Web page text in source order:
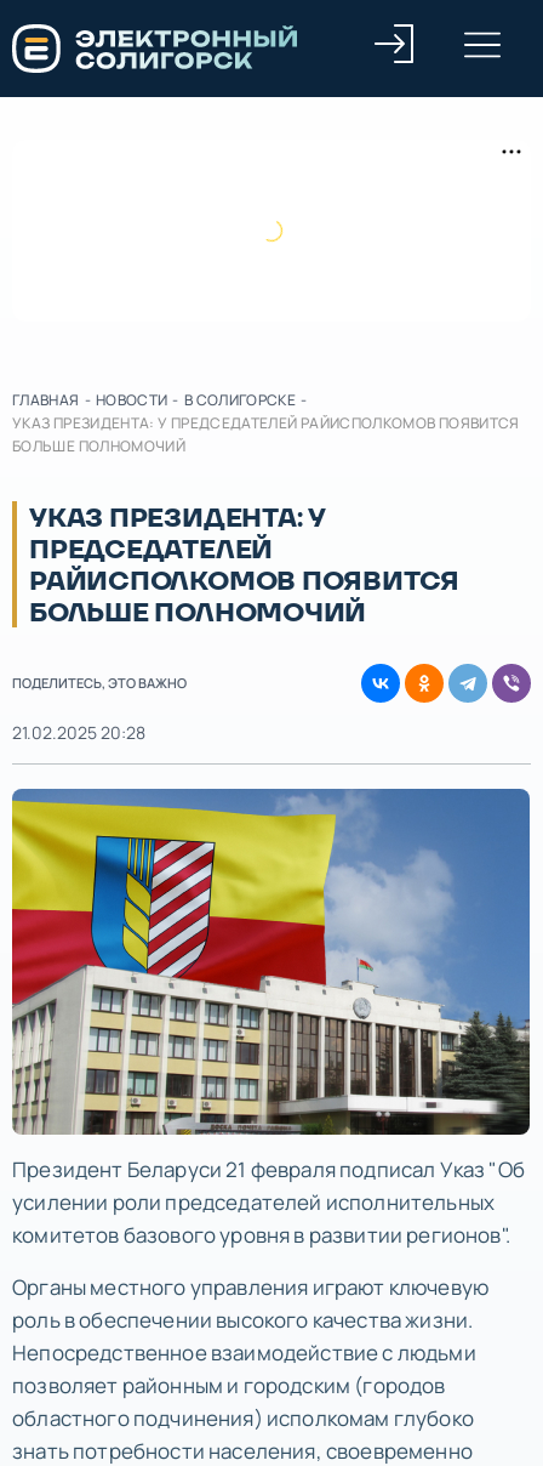
ГЛАВНАЯ - НОВОСТИ - В СОЛИГОРСКЕ -
УКАЗ ПРЕЗИДЕНТА: У ПРЕДСЕДАТЕЛЕЙ РАЙИСПОЛКОМОВ ПОЯВИТСЯ
БОЛЬШЕ ПОЛНОМОЧИЙ
УКАЗ ПРЕЗИДЕНТА: У
ПРЕДСЕДАТЕЛЕЙ
РАЙИСПОЛКОМОВ ПОЯВИТСЯ
БОЛЬШЕ ПОЛНОМОЧИЙ
ПОДЕЛИТЕСЬ, ЭТО ВАЖНО
21.02.2025 20:28
Президент Беларуси 21 февраля подписал Указ "Об
усилении роли председателей исполнительных
комитетов базового уровня в развитии регионов".
Органы местного управления играют ключевую
роль в обеспечении высокого качества жизни.
Непосредственное взаимодействие с людьми
позволяет районным и городским (городов
областного подчинения) исполкомам глубоко
знать потребности населения, своевременно